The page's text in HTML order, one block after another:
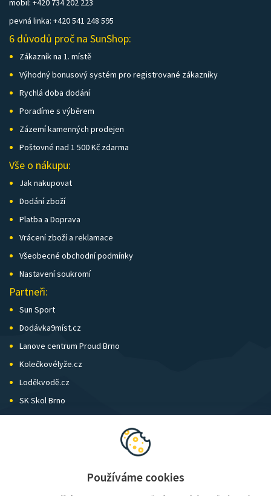
mobil: +420 734 202 223
pevná linka: +420 541 248 595
6 důvodů proč na SunShop:
Zákazník na 1. místě
Výhodný bonusový systém pro registrované zákazníky
Rychlá doba dodání
Poradíme s výběrem
Zázemí kamenných prodejen
Poštovné nad 1 500 Kč zdarma
Vše o nákupu:
Jak nakupovat
Dodání zboží
Platba a Doprava
Vrácení zboží a reklamace
Všeobecné obchodní podmínky
Nastavení soukromí
Partneři:
Sun Sport
Dodávka9míst.cz
Lanove centrum Proud Brno
Kolečkovélyže.cz
Loděkvodě.cz
SK Skol Brno
Biatlon Brno
Používáme cookies